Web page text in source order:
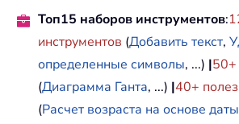
Топ15 наборов инструментов:
инструментов (Добавить текст,
определенные символы, ...) |50+
(Диаграмма Ганта, ...) |40+
(Расчет возраста на основе